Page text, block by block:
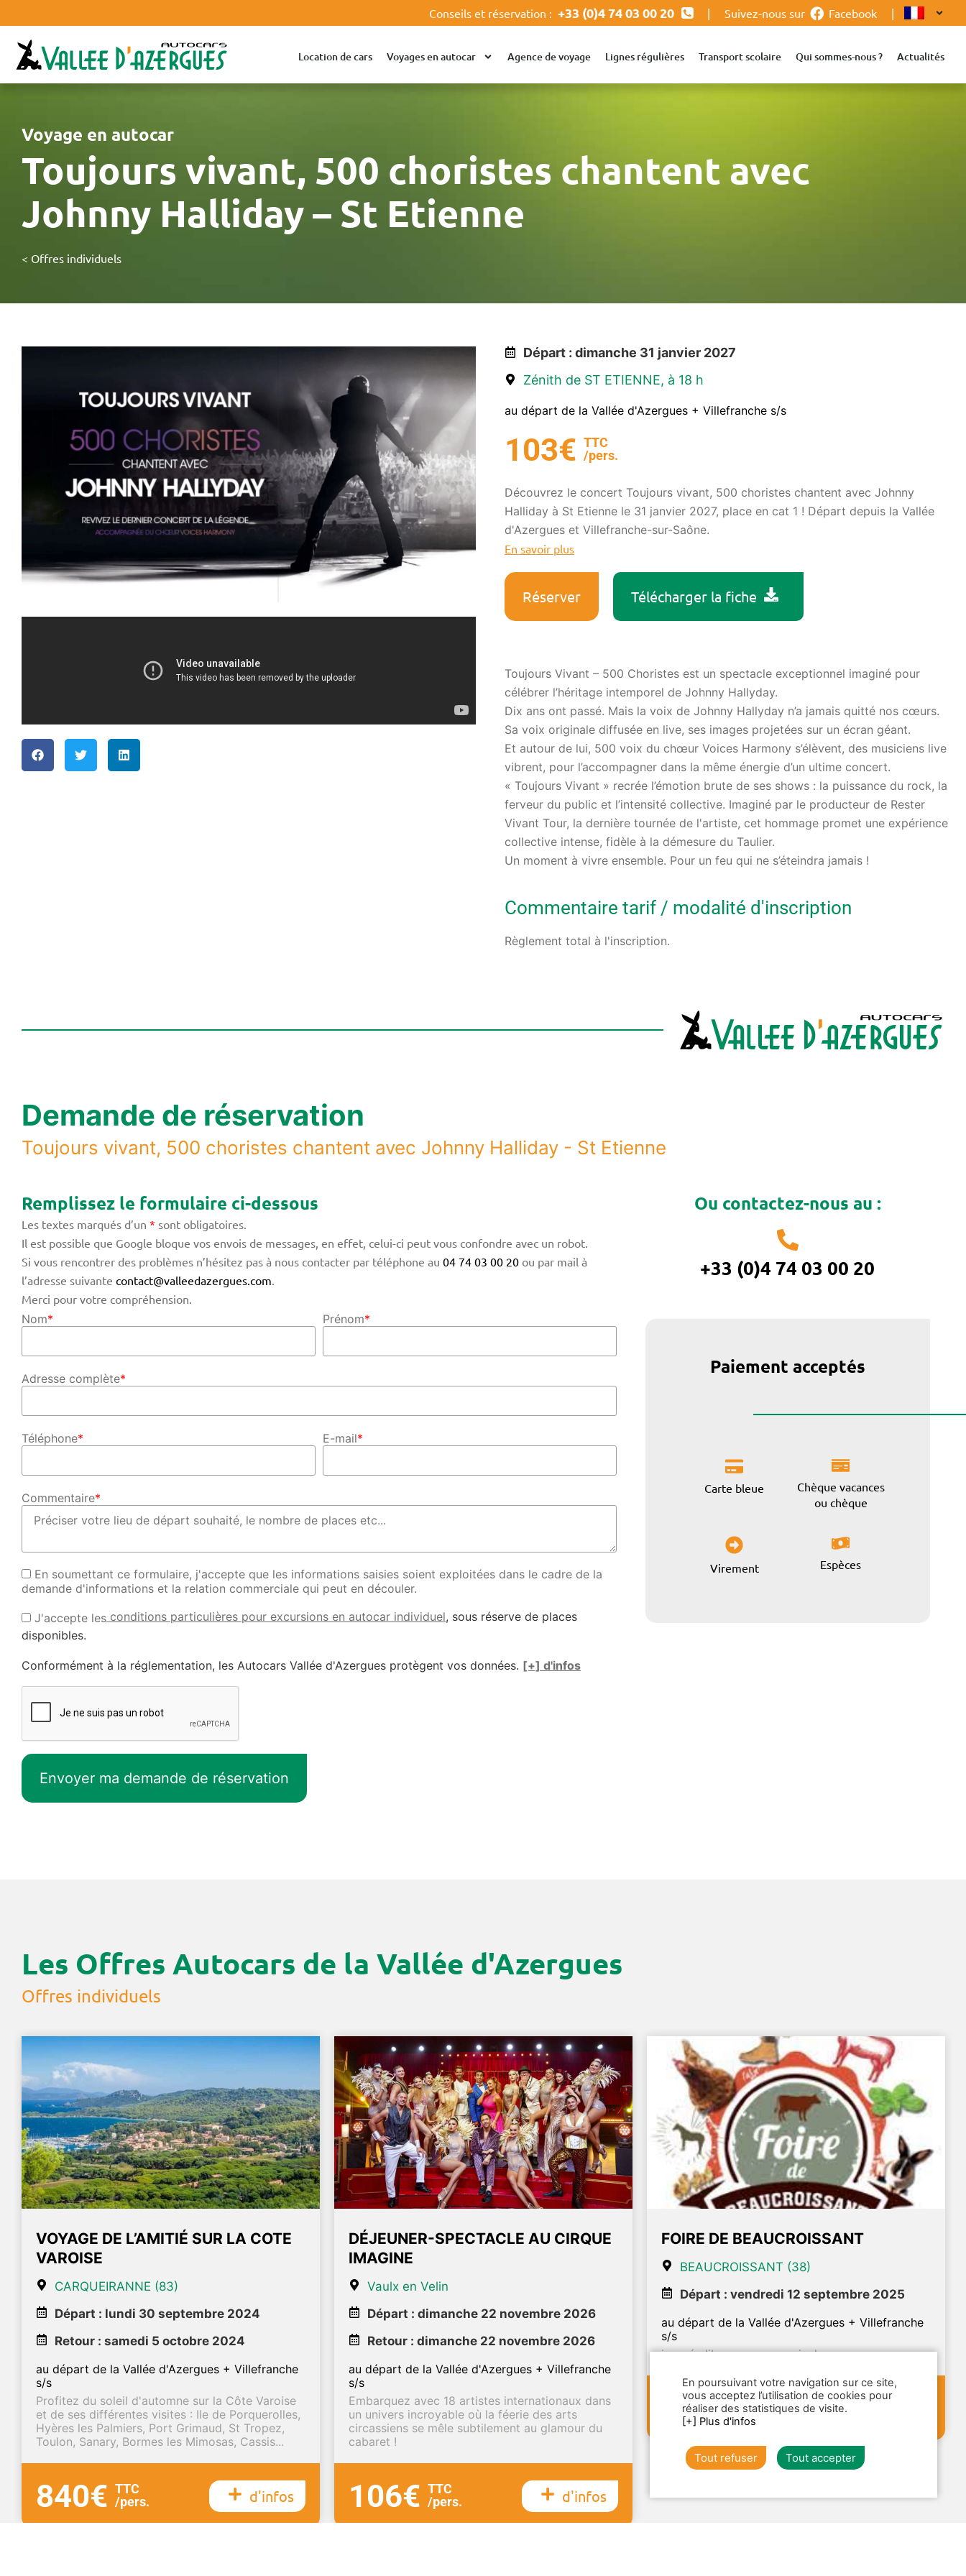
Conseils et réservation :+33 (0)4 74 03 00 20 | Suivez-nous sur Facebook |
Location de cars Voyages en autocar Agence de voyage Lignes régulières Transport scolaire Qui sommes-nous ? Actualités
Voyage en autocar
Toujours vivant, 500 choristes chantent avec
Johnny Halliday – St Etienne
< Offres individuels
Départ : dimanche 31 janvier 2027
Zénith de ST ETIENNE, à 18 h
au départ de la Vallée d'Azergues + Villefranche s/s
103€ TTC
/pers.
Découvrez le concert Toujours vivant, 500 choristes chantent avec Johnny
Halliday à St Etienne le 31 janvier 2027, place en cat 1 ! Départ depuis la Vallée
d'Azergues et Villefranche-sur-Saône.
En savoir plus
Réserver Télécharger la fiche
Toujours Vivant – 500 Choristes est un spectacle exceptionnel imaginé pour
célébrer l’héritage intemporel de Johnny Hallyday.
Dix ans ont passé. Mais la voix de Johnny Hallyday n’a jamais quitté nos cœurs.
Sa voix originale diffusée en live, ses images projetées sur un écran géant.
Et autour de lui, 500 voix du chœur Voices Harmony s’élèvent, des musiciens live
vibrent, pour l’accompagner dans la même énergie d’un ultime concert.
« Toujours Vivant » recrée l’émotion brute de ses shows : la puissance du rock, la
ferveur du public et l’intensité collective. Imaginé par le producteur de Rester
Vivant Tour, la dernière tournée de l'artiste, cet hommage promet une expérience
collective intense, fidèle à la démesure du Taulier.
Un moment à vivre ensemble. Pour un feu qui ne s’éteindra jamais !
Commentaire tarif / modalité d'inscription
Règlement total à l'inscription.
Demande de réservation
Toujours vivant, 500 choristes chantent avec Johnny Halliday - St Etienne
Remplissez le formulaire ci-dessous
Les textes marqués d’un * sont obligatoires.
Il est possible que Google bloque vos envois de messages, en effet, celui-ci peut vous confondre avec un robot.
Si vous rencontrer des problèmes n’hésitez pas à nous contacter par téléphone au 04 74 03 00 20 ou par mail à
l’adresse suivante contact@valleedazergues.com.
Merci pour votre compréhension.
Nom* Prénom*
Adresse complète*
Téléphone* E-mail*
Commentaire*
En soumettant ce formulaire, j'accepte que les informations saisies soient exploitées dans le cadre de la
demande d'informations et la relation commerciale qui peut en découler.
J'accepte les conditions particulières pour excursions en autocar individuel, sous réserve de places
disponibles.
Conformément à la réglementation, les Autocars Vallée d'Azergues protègent vos données. [+] d'infos
Ou contactez-nous au :
+33 (0)4 74 03 00 20
Paiement acceptés
Carte bleue
Chèque vacances
ou chèque
Virement Espèces
Les Offres Autocars de la Vallée d'Azergues
Offres individuels
VOYAGE DE L’AMITIÉ SUR LA COTE
VAROISE
CARQUEIRANNE (83)
Départ : lundi 30 septembre 2024
Retour : samedi 5 octobre 2024
au départ de la Vallée d'Azergues + Villefranche
s/s
Profitez du soleil d'automne sur la Côte Varoise
et de ses différentes visites : Ile de Porquerolles,
Hyères les Palmiers, Port Grimaud, St Tropez,
Toulon, Sanary, Bormes les Mimosas, Cassis...
840€ TTC
/pers.
d'infos
DÉJEUNER-SPECTACLE AU CIRQUE
IMAGINE
Vaulx en Velin
Départ : dimanche 22 novembre 2026
Retour : dimanche 22 novembre 2026
au départ de la Vallée d'Azergues + Villefranche
s/s
Embarquez avec 18 artistes internationaux dans
un univers incroyable où la féerie des arts
circassiens se mêle subtilement au glamour du
cabaret !
106€ TTC
/pers.
d'infos
FOIRE DE BEAUCROISSANT
BEAUCROISSANT (38)
Départ : vendredi 12 septembre 2025
au départ de la Vallée d'Azergues + Villefranche
s/s
journée libre - repas non inclus
49€ TTC
/pers.
En poursuivant votre navigation sur ce site,
vous acceptez l’utilisation de cookies pour
réaliser des statistiques de visite.
[+] Plus d'infos
Tout refuser Tout accepter